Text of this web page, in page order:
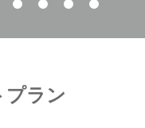
プラン